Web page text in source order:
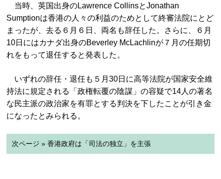
当時、英国出身のLawrence CollinsとJonathan
Sumptionは香港の人々の利益のためとして終審法院にとど
まったが、去る６月６日、両名も辞任した。さらに、６月
10日にはカナダ出身のBeverley McLachlinが７月の任期切
れをもって退任すると発表した。
いずれの辞任・退任も５月30日に高等法院が国家安全維
持法に規定される「政権転覆の陰謀」の容疑で14人の著名
な民主派の政治家を有罪とする判決を下したことが引き金
になったとみられる。
次ページ » 香港政府は「司法の独立」を主張